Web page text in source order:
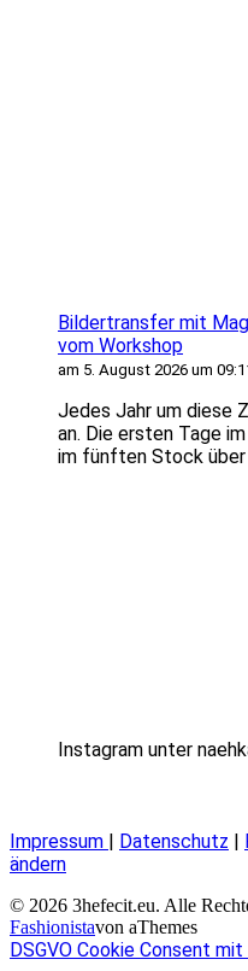
Bildertransfer mit
vom Workshop
am 5. August 2026 um
Jedes Jahr um diese
an. Die ersten Tage
im fünften Stock über
Instagram unter
Impressum Datenschutz
ändern
© 2026 3hefecit.eu. Alle
Fashionistavon aThemes
DSGVO Cookie Consent